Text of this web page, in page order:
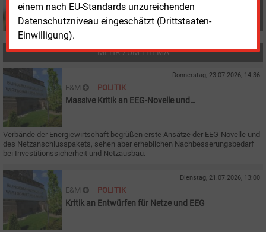
einem nach EU-Standards unzureichenden
Datenschutzniveau eingeschätzt (Drittstaaten-
Einwilligung).
MEHR ZUM THEMA
Donnerstag, 23.07.2026, 14:36
E&M POLITIK
Massive Kritik an EEG-Novelle und
Verbände der Energiewirtschaft begrüßen erste Ansätze der EEG-Novelle und
des Netzanschlusspakets, sehen aber erheblichen Nachbesserungsbedarf
bei Investitionssicherheit und Netzausbau.
Dienstag, 21.07.2026, 13:00
E&M POLITIK
Kritik an Entwürfen für Netze und EEG